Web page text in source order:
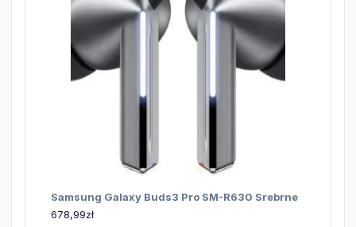
Samsung Galaxy Buds3 Pro SM-R630 Srebrne
678,99zł